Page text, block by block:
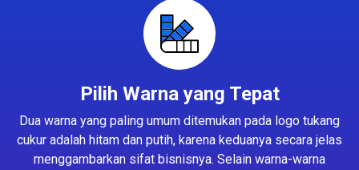
Pilih Warna yang Tepat
Dua warna yang paling umum ditemukan pada logo tukang
cukur adalah hitam dan putih, karena keduanya secara jelas
menggambarkan sifat bisnisnya. Selain warna-warna